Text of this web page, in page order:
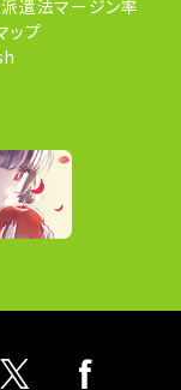
遣法マージン率
ップ